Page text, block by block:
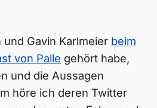
Gavin Karlmeier beim
von Palle gehört habe,
und die Aussagen
höre ich deren Twitter